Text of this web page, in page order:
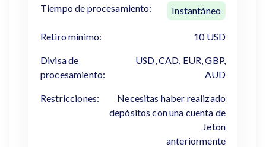
Tiempo de procesamiento: Instantáneo
Retiro mínimo: 10 USD
Divisa de
procesamiento:
USD, CAD, EUR, GBP,
AUD
Restricciones:
Necesitas haber realizado
depósitos con una cuenta de
Jeton
anteriormente